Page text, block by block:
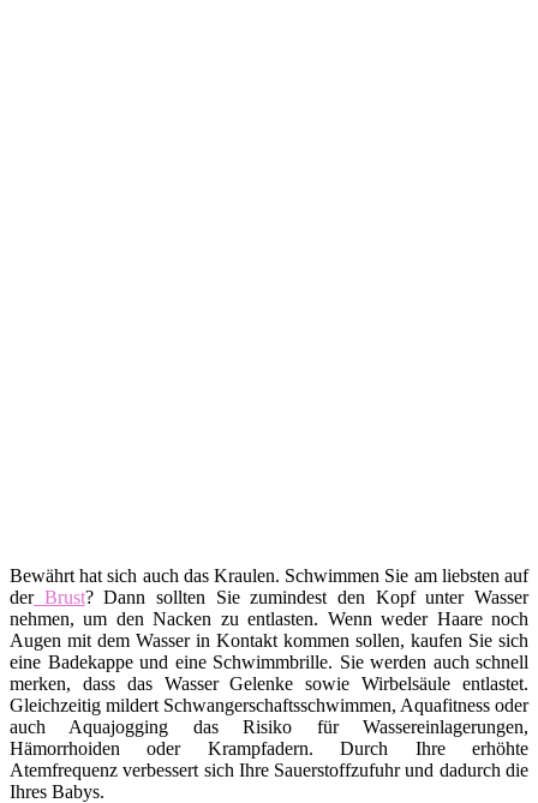
Bewährt hat sich auch das Kraulen. Schwimmen Sie am liebsten auf
derBrust? Dann sollten Sie zumindest den Kopf unter Wasser
nehmen, um den Nacken zu entlasten. Wenn weder Haare noch
Augen mit dem Wasser in Kontakt kommen sollen, kaufen Sie sich
eine Badekappe und eine Schwimmbrille. Sie werden auch schnell
merken, dass das Wasser Gelenke sowie Wirbelsäule entlastet.
Gleichzeitig mildert Schwangerschaftsschwimmen, Aquafitness oder
auch Aquajogging das Risiko für Wassereinlagerungen,
Hämorrhoiden oder Krampfadern. Durch Ihre erhöhte
Atemfrequenz verbessert sich Ihre Sauerstoffzufuhr und dadurch die
Ihres Babys.